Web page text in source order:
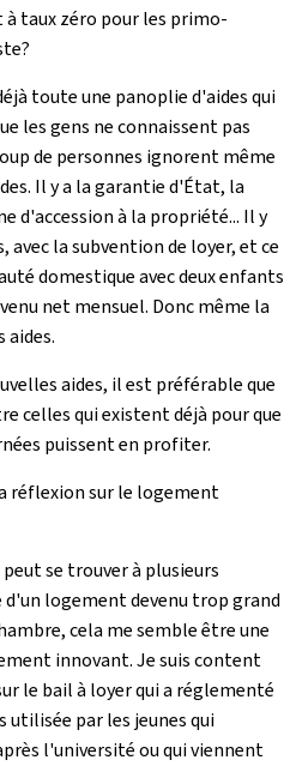
à taux zéro pour les primo-
toute une panoplie d'aides qui
les gens ne connaissent pas
de personnes ignorent même
Il y a la garantie d'État, la
d'accession à la propriété... Il y
avec la subvention de loyer, et ce
domestique avec deux enfants
net mensuel. Donc même la
aides.
aides, il est préférable que
celles qui existent déjà pour que
puissent en profiter.
réflexion sur le logement
se trouver à plusieurs
d'un logement devenu trop grand
cela me semble être une
innovant. Je suis content
le bail à loyer qui a réglementé
utilisée par les jeunes qui
l'université ou qui viennent